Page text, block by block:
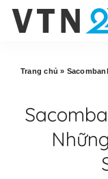
Trang chủ » Sacombank